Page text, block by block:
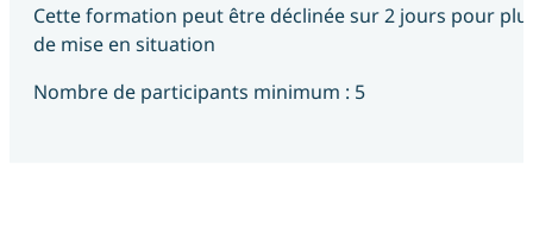
Cette formation peut être déclinée sur 2 jours pour
de mise en situation
Nombre de participants minimum : 5